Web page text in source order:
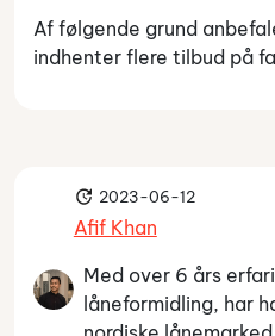
Af følgende grund
indhenter flere tilbud på
2023-06-12
Afif Khan
Med over 6 års
låneformidling, har